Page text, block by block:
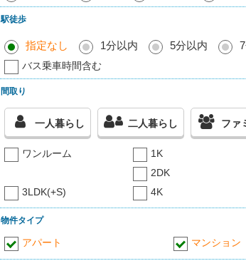
駅徒歩
指定なし 1分以内 5分以内
バス乗車時間含む
間取り
一人暮らし 二人暮らし ファ
ワンルーム 1K
2DK
3LDK(+S)
4K
物件タイプ
アパート マンション